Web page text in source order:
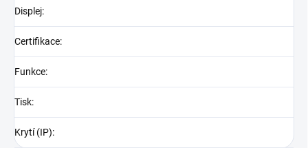
Displej:
Certifikace:
Funkce:
Tisk:
Krytí (IP):